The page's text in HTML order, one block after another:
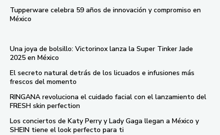
Tupperware celebra 59 años de innovación y compromiso en
México
Una joya de bolsillo: Victorinox lanza la Super Tinker Jade
2025 en México
El secreto natural detrás de los licuados e infusiones más
frescos del momento
RINGANA revoluciona el cuidado facial con el lanzamiento del
FRESH skin perfection
Los conciertos de Katy Perry y Lady Gaga llegan a México y
SHEIN tiene el look perfecto para ti